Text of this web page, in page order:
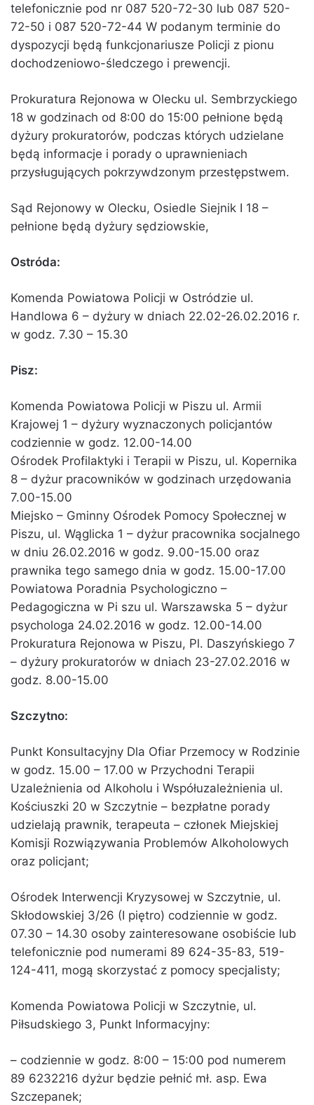
telefonicznie pod nr 087 520-72-30 lub 087 520-
72-50 i 087 520-72-44 W podanym terminie do
dyspozycji będą funkcjonariusze Policji z pionu
dochodzeniowo-śledczego i prewencji.
Prokuratura Rejonowa w Olecku ul. Sembrzyckiego
18 w godzinach od 8:00 do 15:00 pełnione będą
dyżury prokuratorów, podczas których udzielane
będą informacje i porady o uprawnieniach
przysługujących pokrzywdzonym przestępstwem.
Sąd Rejonowy w Olecku, Osiedle Siejnik I 18 –
pełnione będą dyżury sędziowskie,
Ostróda:
Komenda Powiatowa Policji w Ostródzie ul.
Handlowa 6 – dyżury w dniach 22.02-26.02.2016 r.
w godz. 7.30 – 15.30
Pisz:
Komenda Powiatowa Policji w Piszu ul. Armii
Krajowej 1 – dyżury wyznaczonych policjantów
codziennie w godz. 12.00-14.00
Ośrodek Profilaktyki i Terapii w Piszu, ul. Kopernika
8 – dyżur pracowników w godzinach urzędowania
7.00-15.00
Miejsko – Gminny Ośrodek Pomocy Społecznej w
Piszu, ul. Wąglicka 1 – dyżur pracownika socjalnego
w dniu 26.02.2016 w godz. 9.00-15.00 oraz
prawnika tego samego dnia w godz. 15.00-17.00
Powiatowa Poradnia Psychologiczno –
Pedagogiczna w Pi szu ul. Warszawska 5 – dyżur
psychologa 24.02.2016 w godz. 12.00-14.00
Prokuratura Rejonowa w Piszu, Pl. Daszyńskiego 7
– dyżury prokuratorów w dniach 23-27.02.2016 w
godz. 8.00-15.00
Szczytno:
Punkt Konsultacyjny Dla Ofiar Przemocy w Rodzinie
w godz. 15.00 – 17.00 w Przychodni Terapii
Uzależnienia od Alkoholu i Współuzależnienia ul.
Kościuszki 20 w Szczytnie – bezpłatne porady
udzielają prawnik, terapeuta – członek Miejskiej
Komisji Rozwiązywania Problemów Alkoholowych
oraz policjant;
Ośrodek Interwencji Kryzysowej w Szczytnie, ul.
Skłodowskiej 3/26 (I piętro) codziennie w godz.
07.30 – 14.30 osoby zainteresowane osobiście lub
telefonicznie pod numerami 89 624-35-83, 519-
124-411, mogą skorzystać z pomocy specjalisty;
Komenda Powiatowa Policji w Szczytnie, ul.
Piłsudskiego 3, Punkt Informacyjny:
– codziennie w godz. 8:00 – 15:00 pod numerem
89 6232216 dyżur będzie pełnić mł. asp. Ewa
Szczepanek;